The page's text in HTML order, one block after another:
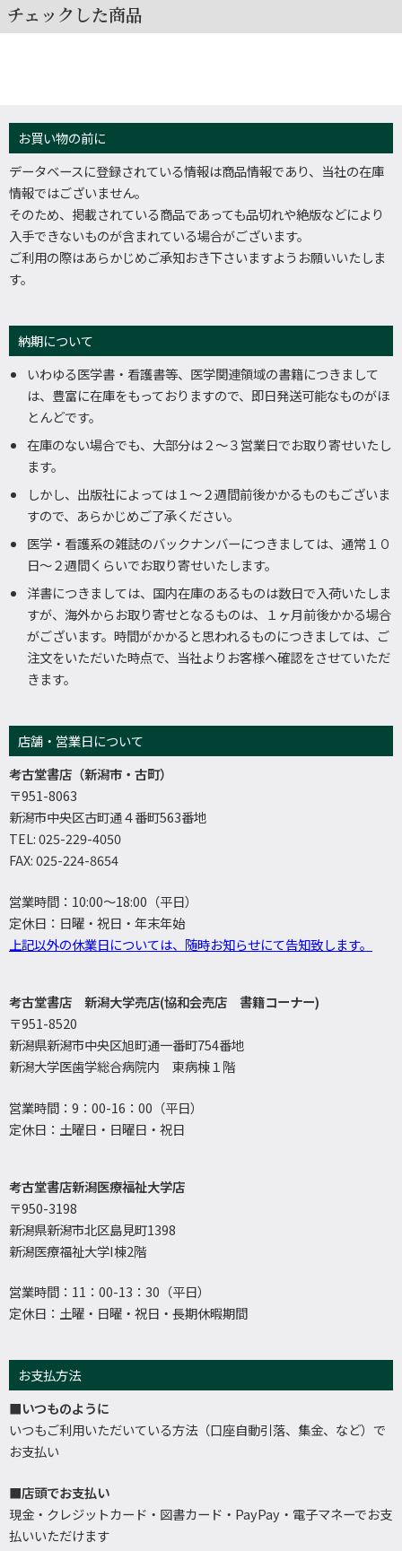
チェックした商品
お買い物の前に
データベースに登録されている情報は商品情報であり、当社の在庫
情報ではございません。
そのため、掲載されている商品であっても品切れや絶版などにより
入手できないものが含まれている場合がございます。
ご利用の際はあらかじめご承知おき下さいますようお願いいたしま
す。
納期について
いわゆる医学書・看護書等、医学関連領域の書籍につきまして
は、豊富に在庫をもっておりますので、即日発送可能なものがほ
とんどです。
在庫のない場合でも、大部分は２～３営業日でお取り寄せいたし
ます。
しかし、出版社によっては１～２週間前後かかるものもございま
すので、あらかじめご了承ください。
医学・看護系の雑誌のバックナンバーにつきましては、通常１０
日～２週間くらいでお取り寄せいたします。
洋書につきましては、国内在庫のあるものは数日で入荷いたしま
すが、海外からお取り寄せとなるものは、１ヶ月前後かかる場合
がございます。時間がかかると思われるものにつきましては、ご
注文をいただいた時点で、当社よりお客様へ確認をさせていただ
きます。
店舗・営業日について
考古堂書店（新潟市・古町）
〒951-8063
新潟市中央区古町通４番町563番地
TEL: 025-229-4050
FAX: 025-224-8654
営業時間：10:00～18:00（平日）
定休日：日曜・祝日・年末年始
上記以外の休業日については、随時お知らせにて告知致します。
考古堂書店 新潟大学売店(協和会売店 書籍コーナー)
〒951-8520
新潟県新潟市中央区旭町通一番町754番地
新潟大学医歯学総合病院内 東病棟１階
営業時間：9：00-16：00（平日）
定休日：土曜日・日曜日・祝日
考古堂書店新潟医療福祉大学店
〒950-3198
新潟県新潟市北区島見町1398
新潟医療福祉大学I棟2階
営業時間：11：00-13：30（平日）
定休日：土曜・日曜・祝日・長期休暇期間
お支払方法
■いつものように
いつもご利用いただいている方法（口座自動引落、集金、など）で
お支払い
■店頭でお支払い
現金・クレジットカード・図書カード・PayPay・電子マネーでお支
払いいただけます